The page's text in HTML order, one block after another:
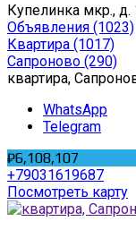
Купелинка мкр., д.
Объявления (1023)
Квартира (1017)
Сапроново (290)
квартира,
WhatsApp
Telegram
₽6,108,107
+79031619687
Посмотреть карту